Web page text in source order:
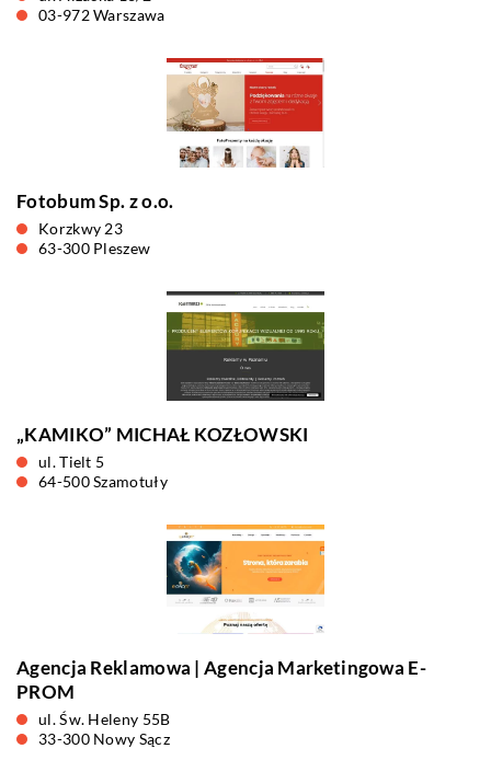
03-972 Warszawa
Fotobum Sp. z o.o.
Korzkwy 23
63-300 Pleszew
„KAMIKO” MICHAŁ KOZŁOWSKI
ul. Tielt 5
64-500 Szamotuły
Agencja Reklamowa | Agencja Marketingowa E-
PROM
ul. Św. Heleny 55B
33-300 Nowy Sącz